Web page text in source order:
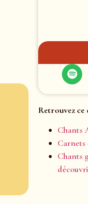
Retrouvez ce
Chants
Carnets
Chants